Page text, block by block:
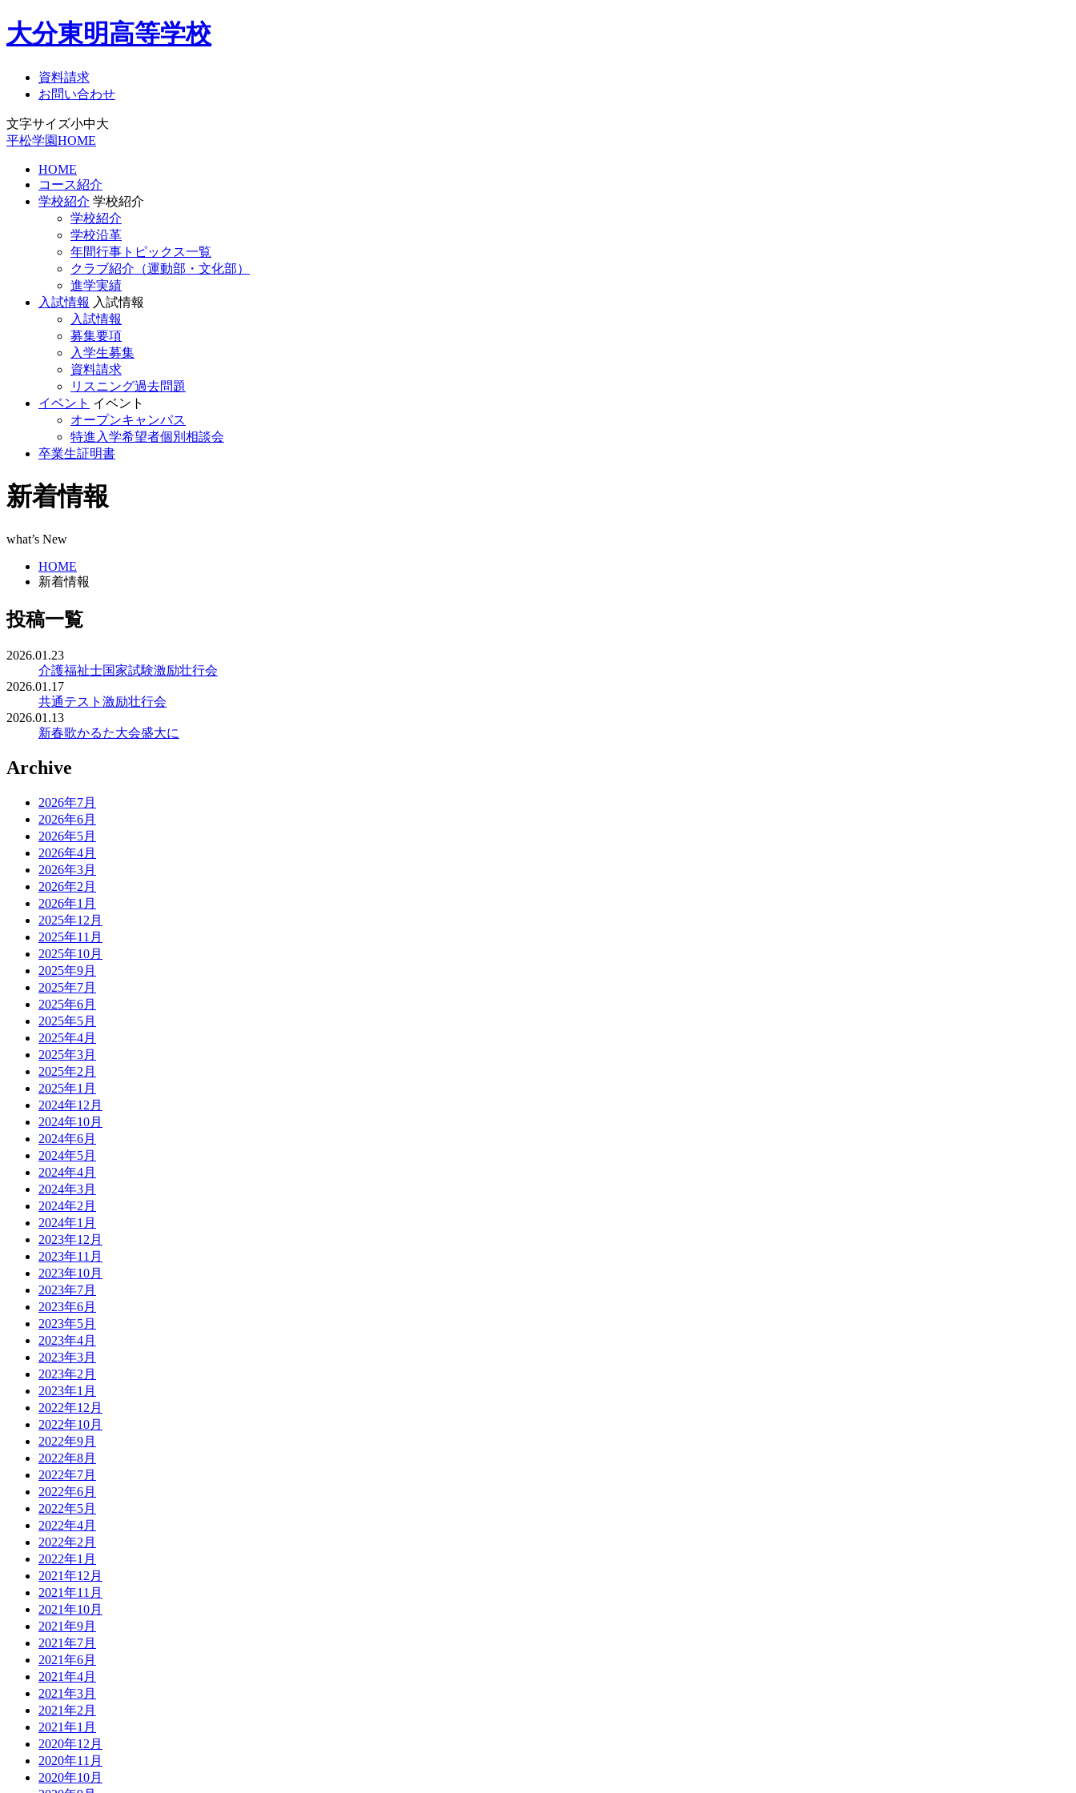
大分東明高等学校
資料請求
お問い合わせ
文字サイズ小中大
平松学園HOME
HOME
コース紹介
学校紹介 学校紹介
学校紹介
学校沿革
年間行事トピックス一覧
クラブ紹介（運動部・文化部）
進学実績
入試情報 入試情報
入試情報
募集要項
入学生募集
資料請求
リスニング過去問題
イベント イベント
オープンキャンパス
特進入学希望者個別相談会
卒業生証明書
新着情報
what’s New
HOME
新着情報
投稿一覧
2026.01.23
介護福祉士国家試験激励壮行会
2026.01.17
共通テスト激励壮行会
2026.01.13
新春歌かるた大会盛大に
Archive
2026年7月
2026年6月
2026年5月
2026年4月
2026年3月
2026年2月
2026年1月
2025年12月
2025年11月
2025年10月
2025年9月
2025年7月
2025年6月
2025年5月
2025年4月
2025年3月
2025年2月
2025年1月
2024年12月
2024年10月
2024年6月
2024年5月
2024年4月
2024年3月
2024年2月
2024年1月
2023年12月
2023年11月
2023年10月
2023年7月
2023年6月
2023年5月
2023年4月
2023年3月
2023年2月
2023年1月
2022年12月
2022年10月
2022年9月
2022年8月
2022年7月
2022年6月
2022年5月
2022年4月
2022年2月
2022年1月
2021年12月
2021年11月
2021年10月
2021年9月
2021年7月
2021年6月
2021年4月
2021年3月
2021年2月
2021年1月
2020年12月
2020年11月
2020年10月